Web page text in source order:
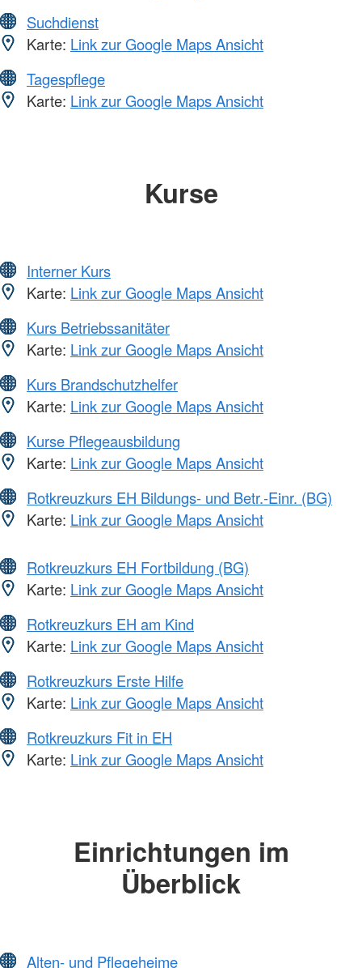
Suchdienst
Karte: Link zur Google Maps Ansicht
Tagespflege
Karte: Link zur Google Maps Ansicht
Kurse
Interner Kurs
Karte: Link zur Google Maps Ansicht
Kurs Betriebssanitäter
Karte: Link zur Google Maps Ansicht
Kurs Brandschutzhelfer
Karte: Link zur Google Maps Ansicht
Kurse Pflegeausbildung
Karte: Link zur Google Maps Ansicht
Rotkreuzkurs EH Bildungs- und Betr.-Einr. (BG)
Karte: Link zur Google Maps Ansicht
Rotkreuzkurs EH Fortbildung (BG)
Karte: Link zur Google Maps Ansicht
Rotkreuzkurs EH am Kind
Karte: Link zur Google Maps Ansicht
Rotkreuzkurs Erste Hilfe
Karte: Link zur Google Maps Ansicht
Rotkreuzkurs Fit in EH
Karte: Link zur Google Maps Ansicht
Einrichtungen im
Überblick
Alten- und Pflegeheime